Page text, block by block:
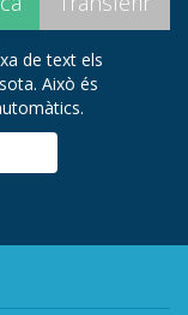
de text els
Això és